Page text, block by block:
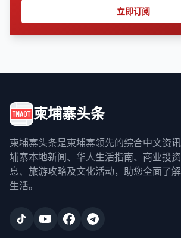
立即订阅
柬埔寨头条
柬埔寨头条是柬埔寨领先的综合中文资
埔寨本地新闻、华人生活指南、商业投
息、旅游攻略及文化活动，助您全面了
生活。